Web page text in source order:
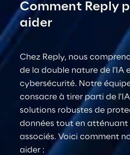
Comment Reply
aider
Chez Reply, nous
de la double nature de l'IA
cybersécurité. Notre
consacre à tirer parti de
solutions robustes de
données tout en atténuant
associés. Voici comment
aider :